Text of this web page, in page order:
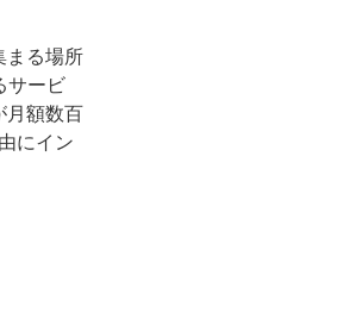
まる場所
サービ
月額数百
にイン